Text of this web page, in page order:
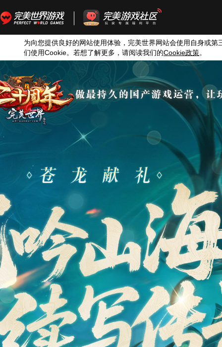
为向您提供良好的网站使用体验，完美世界网站会使用自身或第
们使用Cookie。若想了解更多，请阅读我们的Cookie政策。